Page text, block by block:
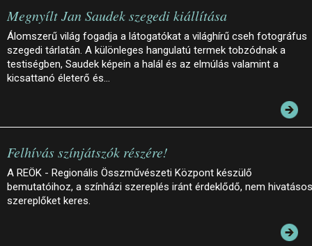
Megnyílt Jan Saudek szegedi kiállítása
Álomszerű világ fogadja a látogatókat a világhírű cseh fotográfus
szegedi tárlatán. A különleges hangulatú termek tobzódnak a
testiségben, Saudek képein a halál és az elmúlás valamint a
kicsattanó életerő és…
Felhívás színjátszók részére!
A REÖK - Regionális Összművészeti Központ készülő
bemutatóihoz, a színházi szereplés iránt érdeklődő, nem hivatásos
szereplőket keres.